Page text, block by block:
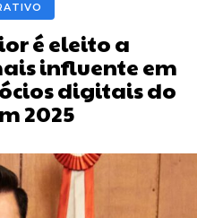
é eleito a
influente em
digitais do
2025